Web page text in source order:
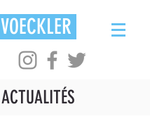
VOECKLER
ACTUALITÉS